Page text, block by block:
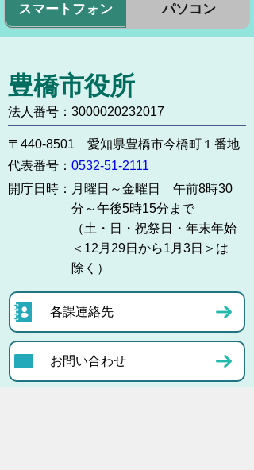
スマートフォン パソコン
豊橋市役所
法人番号：3000020232017
〒440-8501 愛知県豊橋市今橋町１番地
代表番号： 0532-51-2111
開庁日時： 月曜日～金曜日 午前8時30
分～午後5時15分まで
（土・日・祝祭日・年末年始
＜12月29日から1月3日＞は
除く）
各課連絡先
お問い合わせ